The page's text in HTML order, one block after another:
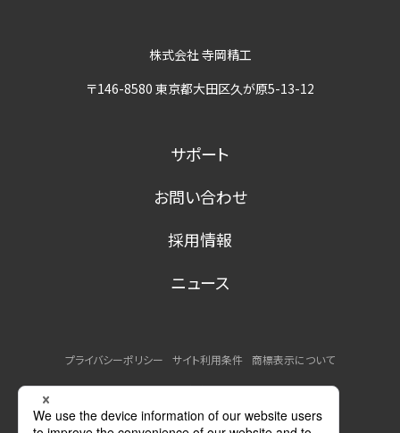
株式会社 寺岡精工
〒146-8580 東京都大田区久が原5-13-12
サポート
お問い合わせ
採用情報
ニュース
プライバシーポリシー サイト利用条件
商標表示について
MSDSの提供について